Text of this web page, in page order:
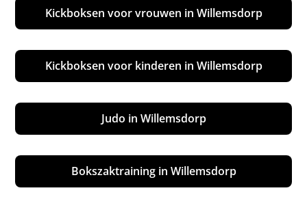
Kickboksen voor vrouwen in Willemsdorp
Kickboksen voor kinderen in Willemsdorp
Judo in Willemsdorp
Bokszaktraining in Willemsdorp